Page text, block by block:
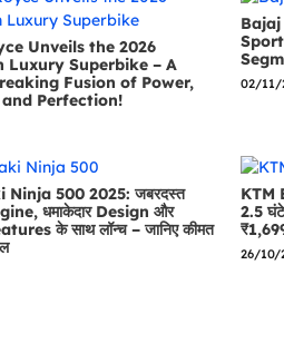
Unveils the 2026
Luxury Superbike – A
Fusion of Power,
and Perfection!
Bajaj
02/11/
Ninja 500 2025: जबरदस्त
धमाकेदार Design और
के साथ लॉन्च – जानिए कीमत
KTM
2.5 घंटे
26/10/